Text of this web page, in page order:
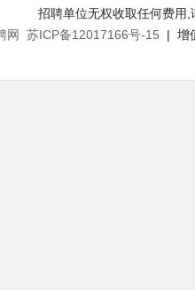
招聘单位无权收取任何费用
网 苏ICP备12017166号-15 | 增